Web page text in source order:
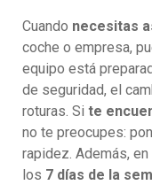
Cuando necesitas
coche o empresa,
equipo está
de seguridad, el
roturas. Si te
no te preocupes:
rapidez. Además, en
los 7 días de la